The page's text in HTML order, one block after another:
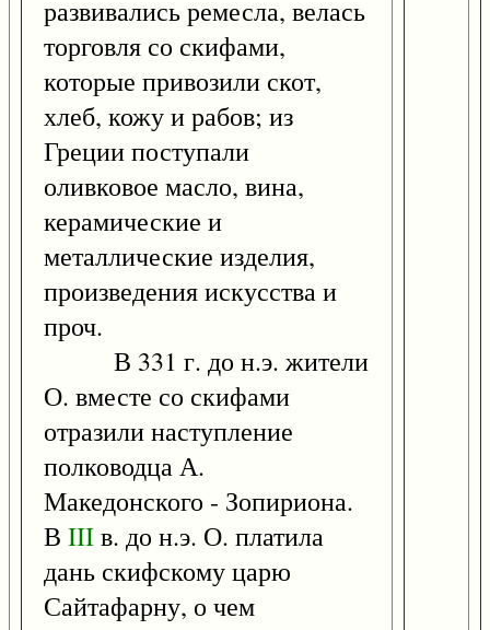
развивались ремесла, велась
торговля со скифами,
которые привозили скот,
хлеб, кожу и рабов; из
Греции поступали
оливковое масло, вина,
керамические и
металлические изделия,
произведения искусства и
проч.
В 331 г. до н.э. жители
О. вместе со скифами
отразили наступление
полководца А.
Македонского - Зопириона.
В IIIв. до н.э. О. платила
дань скифскому царю
Сайтафарну, о чем